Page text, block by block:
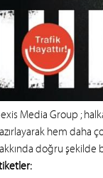
Media Group;
hem daha
doğru şekilde